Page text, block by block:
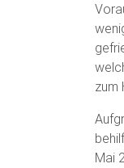
zum
Mai